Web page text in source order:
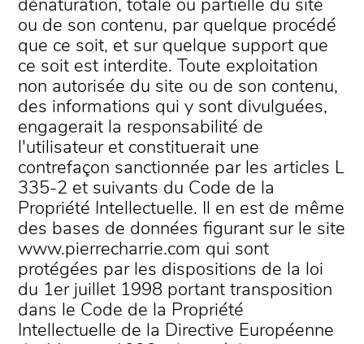
dénaturation, totale ou partielle du site
ou de son contenu, par quelque procédé
que ce soit, et sur quelque support que
ce soit est interdite. Toute exploitation
non autorisée du site ou de son contenu,
des informations qui y sont divulguées,
engagerait la responsabilité de
l'utilisateur et constituerait une
contrefaçon sanctionnée par les articles L
335-2 et suivants du Code de la
Propriété Intellectuelle. Il en est de même
des bases de données figurant sur le site
www.pierrecharrie.com qui sont
protégées par les dispositions de la loi
du 1er juillet 1998 portant transposition
dans le Code de la Propriété
Intellectuelle de la Directive Européenne